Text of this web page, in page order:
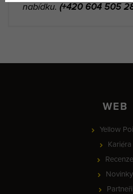
nabídku. (+420 604 505
WEB
Yellow
Kariéra
Recenze
Novinky
Partneři